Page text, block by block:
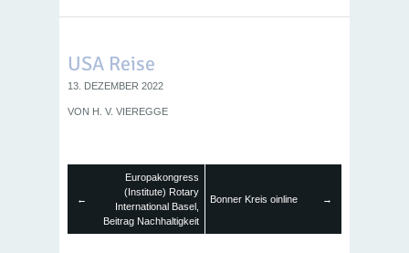
USA Reise
13. DEZEMBER 2022
VON H. V. VIEREGGE
←
Europakongress
(Institute) Rotary
International Basel,
Beitrag Nachhaltigkeit
Bonner Kreis oinline →